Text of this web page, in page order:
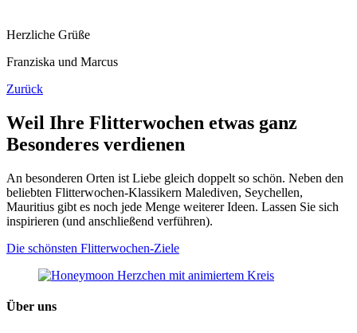
Herzliche Grüße
Franziska und Marcus
Zurück
Weil Ihre Flitterwochen etwas ganz
Besonderes verdienen
An besonderen Orten ist Liebe gleich doppelt so schön. Neben den
beliebten Flitterwochen-Klassikern Malediven, Seychellen,
Mauritius gibt es noch jede Menge weiterer Ideen. Lassen Sie sich
inspirieren (und anschließend verführen).
Die schönsten Flitterwochen-Ziele
Über uns